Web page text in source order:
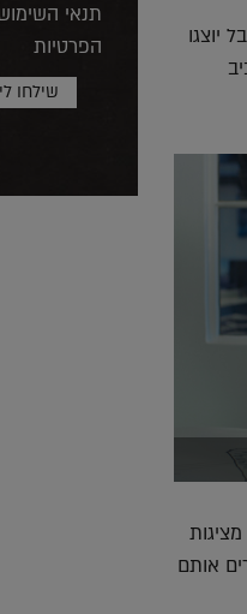
יוצגו
אותם
תנאי
הפרטיות